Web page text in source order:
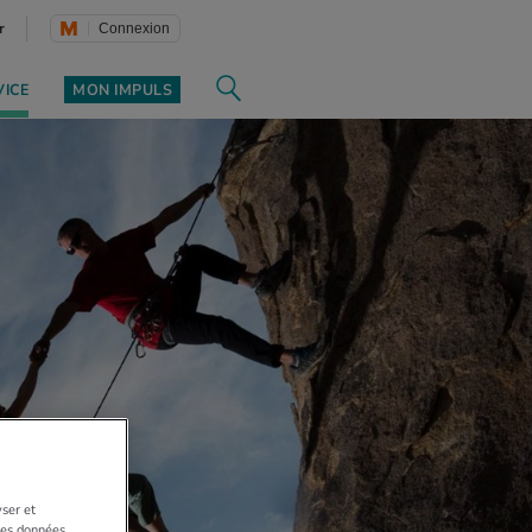
Connexion
MON IMPULS
et